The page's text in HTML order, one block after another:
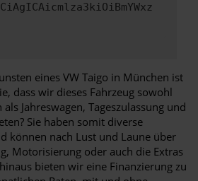
eines VW Taigo in München ist
dass wir dieses Fahrzeug sowohl
Jahreswagen, Tageszulassung und
Sie haben somit diverse
können nach Lust und Laune über
Motorisierung oder auch die Extras
bieten wir eine Finanzierung zu